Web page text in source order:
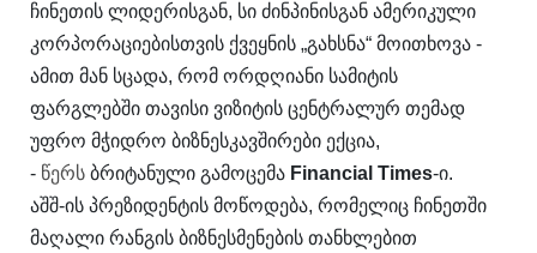
ჩინეთის ლიდერისგან, სი ძინპინისგან ამერიკული
კორპორაციებისთვის ქვეყნის „გახსნა“ მოითხოვა -
ამით მან სცადა, რომ ორდღიანი სამიტის
ფარგლებში თავისი ვიზიტის ცენტრალურ თემად
უფრო მჭიდრო ბიზნესკავშირები ექცია,
- წერს ბრიტანული გამოცემა Financial Times-ი.
აშშ-ის პრეზიდენტის მოწოდება, რომელიც ჩინეთში
მაღალი რანგის ბიზნესმენების თანხლებით